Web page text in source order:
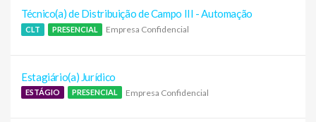
Técnico(a) de Distribuição de Campo III - Automação
CLT PRESENCIAL Empresa Confidencial
Estagiário(a) Jurídico
ESTÁGIO PRESENCIAL Empresa Confidencial